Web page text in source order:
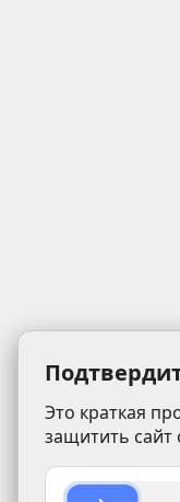
Это краткая
защитить сайт